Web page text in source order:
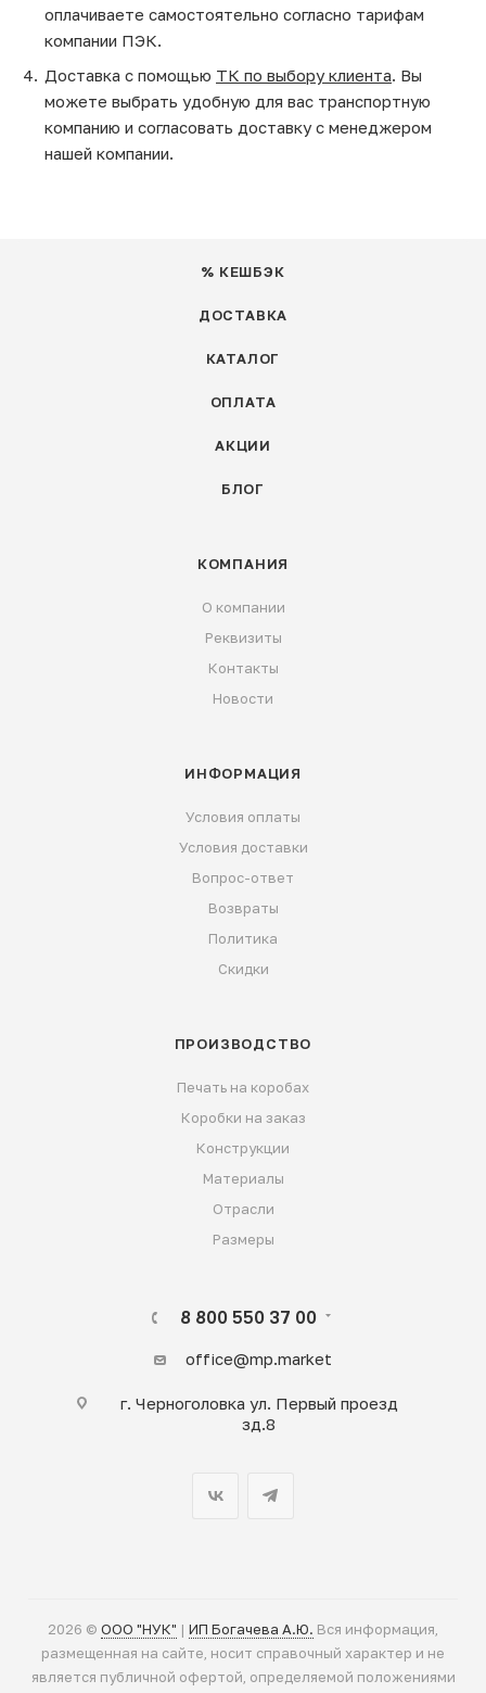
оплачиваете самостоятельно согласно тарифам
компании ПЭК.
Доставка с помощью ТК по выбору клиента. Вы
можете выбрать удобную для вас транспортную
компанию и согласовать доставку с менеджером
нашей компании.
% КЕШБЭК
ДОСТАВКА
КАТАЛОГ
ОПЛАТА
АКЦИИ
БЛОГ
КОМПАНИЯ
О компании
Реквизиты
Контакты
Новости
ИНФОРМАЦИЯ
Условия оплаты
Условия доставки
Вопрос-ответ
Возвраты
Политика
Скидки
ПРОИЗВОДСТВО
Печать на коробах
Коробки на заказ
Конструкции
Материалы
Отрасли
Размеры
8 800 550 37 00
office@mp.market
г. Черноголовка ул. Первый проезд
зд.8
2026 © ООО "НУК" | ИП Богачева А.Ю. Вся информация,
размещенная на сайте, носит справочный характер и не
является публичной офертой, определяемой положениями